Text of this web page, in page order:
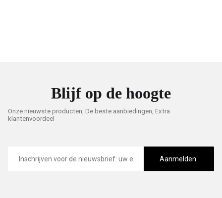
Blijf op de hoogte
Onze nieuwste producten, De beste aanbiedingen, Extra
klantenvoordeel
mailadres
Aanmelden